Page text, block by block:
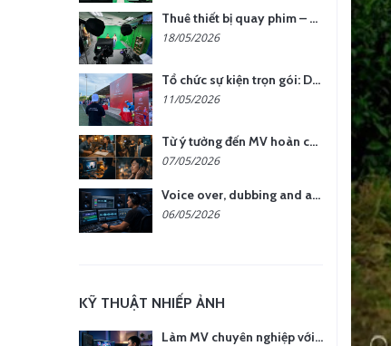
Thuê thiết bị quay phim – chụp ảnh: Giải pháp tối ưu chi phí cho doanh nghiệp
18/05/2026
Tổ chức sự kiện trọn gói: Doanh nghiệp được gì khi chọn đơn vị chuyên nghiệp?
11/05/2026
Từ ý tưởng đến MV hoàn chỉnh: giải pháp trọn gói tại YCN Media
07/05/2026
Voice over, dubbing and audio production services in Vietnam for global content
06/05/2026
KỸ THUẬT NHIẾP ẢNH
Làm MV chuyên nghiệp với chi phí tối ưu: nên chọn quay thực tế hay video AI?